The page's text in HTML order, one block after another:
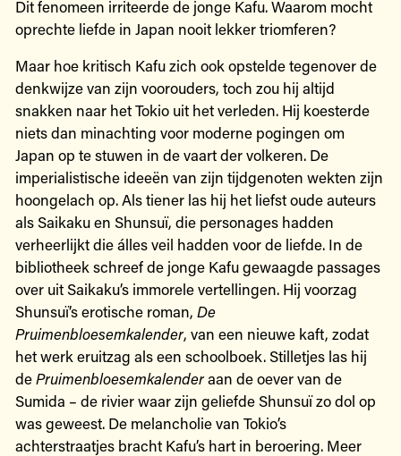
Dit fenomeen irriteerde de jonge Kafu. Waarom mocht
oprechte liefde in Japan nooit lekker triomferen?
Maar hoe kritisch Kafu zich ook opstelde tegenover de
denkwijze van zijn voorouders, toch zou hij altijd
snakken naar het Tokio uit het verleden. Hij koesterde
niets dan minachting voor moderne pogingen om
Japan op te stuwen in de vaart der volkeren. De
imperialistische ideeën van zijn tijdgenoten wekten zijn
hoongelach op. Als tiener las hij het liefst oude auteurs
als Saikaku en Shunsuï, die personages hadden
verheerlijkt die álles veil hadden voor de liefde. In de
bibliotheek schreef de jonge Kafu gewaagde passages
over uit Saikaku’s immorele vertellingen. Hij voorzag
Shunsuï’s erotische roman, De
Pruimenbloesemkalender, van een nieuwe kaft, zodat
het werk eruitzag als een schoolboek. Stilletjes las hij
dePruimenbloesemkalenderaan de oever van de
Sumida – de rivier waar zijn geliefde Shunsuï zo dol op
was geweest. De melancholie van Tokio’s
achterstraatjes bracht Kafu’s hart in beroering. Meer